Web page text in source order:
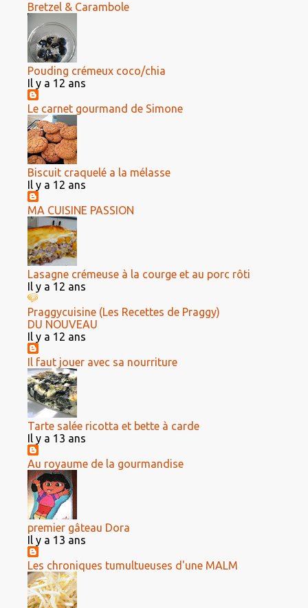
Bretzel & Carambole
Pouding crémeux coco/chia
Il y a 12 ans
Le carnet gourmand de Simone
Biscuit craquelé a la mélasse
Il y a 12 ans
MA CUISINE PASSION
Lasagne crémeuse à la courge et au porc rôti
Il y a 12 ans
Praggycuisine (Les Recettes de Praggy)
DU NOUVEAU
Il y a 12 ans
Il faut jouer avec sa nourriture
Tarte salée ricotta et bette à carde
Il y a 13 ans
Au royaume de la gourmandise
premier gâteau Dora
Il y a 13 ans
Les chroniques tumultueuses d'une MALM